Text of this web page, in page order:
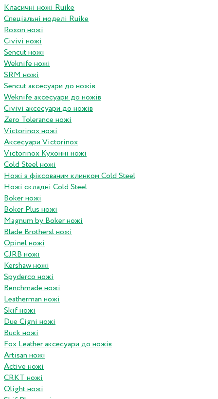
Класичні ножі Ruike
Спеціальні моделі Ruike
Roxon ножi
Civivi ножі
Sencut ножі
Weknife ножі
SRM ножі
Sencut аксесуари до ножів
Weknife аксесуари до ножів
Civivi аксесуари до ножів
Zero Tolerance ножі
Victorinox ножі
Аксесуари Victorinox
Victorinox Кухонні ножі
Cold Steel ножі
Ножі з фіксованим клинком Cold Steel
Ножі складні Cold Steel
Boker ножі
Boker Plus ножі
Magnum by Boker ножі
Blade Brothersl ножі
Opinel ножі
CJRB ножі
Kershaw ножі
Spyderco ножі
Benchmade ножі
Leatherman ножі
Skif ножі
Due Cigni ножі
Buck ножі
Fox Leather аксесуари до ножів
Artisan ножі
Active ножі
CRKT ножі
Olight ножі